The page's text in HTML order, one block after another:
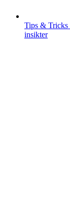
Tips & Tricks
insikter